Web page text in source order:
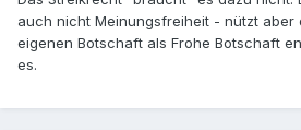
auch nicht Meinungsfreiheit - nützt aber
eigenen Botschaft als Frohe Botschaft
es.